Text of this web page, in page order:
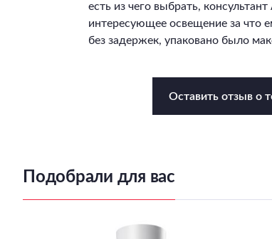
есть из чего выбрать,
интересующее освещение за что
без задержек, упаковано было
Оставить отзыв о
Подобрали для вас